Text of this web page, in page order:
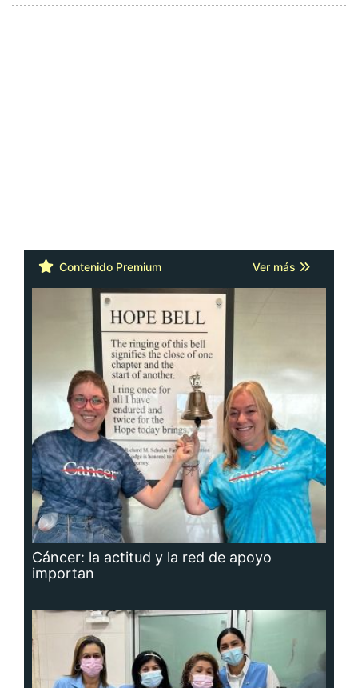
Contenido Premium Ver más
Cáncer: la actitud y la red de apoyo
importan